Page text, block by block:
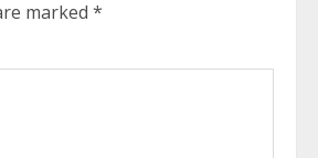
marked *